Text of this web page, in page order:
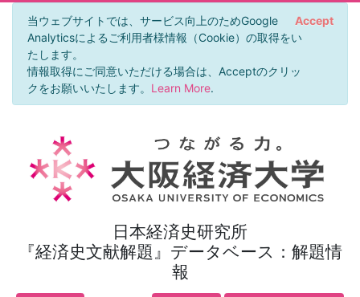
当ウェブサイトでは、サービス向上のためGoogle
Analyticsによるご利用者様情報（Cookie）の取得をい
たします。
情報取得にご同意いただける場合は、Acceptのクリッ
クをお願いいたします。 Learn More.
Accept
日本経済史研究所
『経済史文献解題』データベース：解題情
報